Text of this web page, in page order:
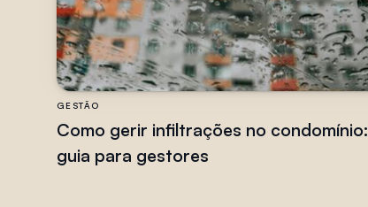
GESTÃO
Como gerir infiltrações no condomínio:
guia para gestores